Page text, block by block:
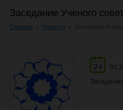
Заседание Ученого
Главная Новости
24